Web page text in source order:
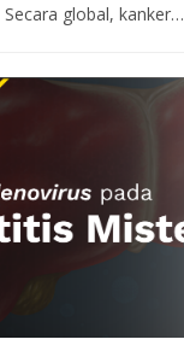
global, kanker…